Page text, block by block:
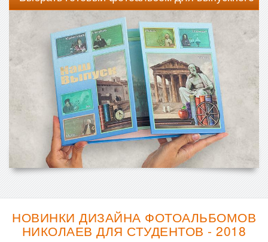
НОВИНКИ ДИЗАЙНА ФОТОАЛЬБОМОВ
НИКОЛАЕВ ДЛЯ СТУДЕНТОВ - 2018